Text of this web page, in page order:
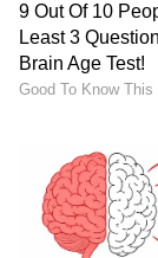
LATEST VIDEOS